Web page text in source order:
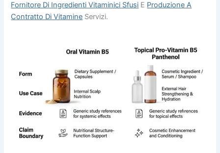
Fornitore Di Ingredienti Vitaminici Sfusi E Produzione A
Contratto Di Vitamine Servizi.